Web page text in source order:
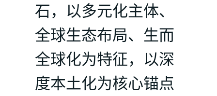
石，以多元化主体、
全球生态布局、生而
全球化为特征，以深
度本土化为核心锚点